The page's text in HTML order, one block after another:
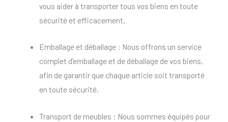
vous aider à transporter tous vos biens en toute
sécurité et efficacement.
Emballage et déballage : Nous offrons un service
complet d’emballage et de déballage de vos biens,
afin de garantir que chaque article soit transporté
en toute sécurité.
Transport de meubles : Nous sommes équipés pour